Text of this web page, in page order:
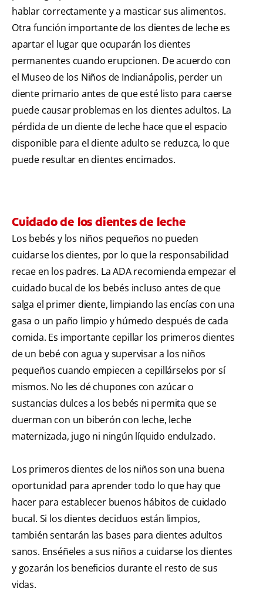
hablar correctamente y a masticar sus alimentos.
Otra función importante de los dientes de leche es
apartar el lugar que ocuparán los dientes
permanentes cuando erupcionen. De acuerdo con
el Museo de los Niños de Indianápolis, perder un
diente primario antes de que esté listo para caerse
puede causar problemas en los dientes adultos. La
pérdida de un diente de leche hace que el espacio
disponible para el diente adulto se reduzca, lo que
puede resultar en dientes encimados.
Cuidado de los dientes de leche
Los bebés y los niños pequeños no pueden
cuidarse los dientes, por lo que la responsabilidad
recae en los padres. La ADA recomienda empezar el
cuidado bucal de los bebés incluso antes de que
salga el primer diente, limpiando las encías con una
gasa o un paño limpio y húmedo después de cada
comida. Es importante cepillar los primeros dientes
de un bebé con agua y supervisar a los niños
pequeños cuando empiecen a cepillárselos por sí
mismos. No les dé chupones con azúcar o
sustancias dulces a los bebés ni permita que se
duerman con un biberón con leche, leche
maternizada, jugo ni ningún líquido endulzado.
Los primeros dientes de los niños son una buena
oportunidad para aprender todo lo que hay que
hacer para establecer buenos hábitos de cuidado
bucal. Si los dientes deciduos están limpios,
también sentarán las bases para dientes adultos
sanos. Enséñeles a sus niños a cuidarse los dientes
y gozarán los beneficios durante el resto de sus
vidas.